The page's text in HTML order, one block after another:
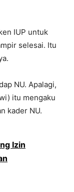
IUP untuk
selesai. Itu
NU. Apalagi,
itu mengaku
kader NU.
Izin